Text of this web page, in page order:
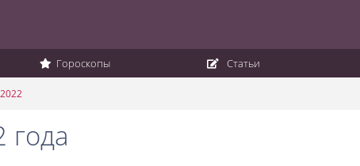
Гороскопы Статьи
года